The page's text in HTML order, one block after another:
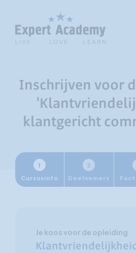
Inschrijven voor
klantgericht
1
Cursusinfo
2
Deelnemers
Je koos voor de opleiding